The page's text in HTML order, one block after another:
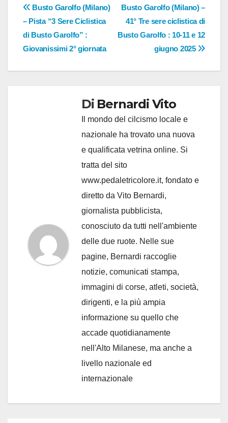
Navigazione
articoli
Busto Garolfo (Milano) –
41° Tre sere ciclistica di
Busto Garolfo : 10-11 e 12
giugno 2025
Busto Garolfo (Milano)
– Pista “3 Sere Ciclistica
di Busto Garolfo” :
Giovanissimi 2° giornata
Di Bernardi Vito
Il mondo del cilcismo locale e
nazionale ha trovato una nuova
e qualificata vetrina online. Si
tratta del sito
www.pedaletricolore.it, fondato e
diretto da Vito Bernardi,
giornalista pubblicista,
conosciuto da tutti nell'ambiente
delle due ruote. Nelle sue
pagine, Bernardi raccoglie
notizie, comunicati stampa,
immagini di corse, atleti, società,
dirigenti, e la più ampia
informazione su quello che
accade quotidianamente
nell'Alto Milanese, ma anche a
livello nazionale ed
internazionale